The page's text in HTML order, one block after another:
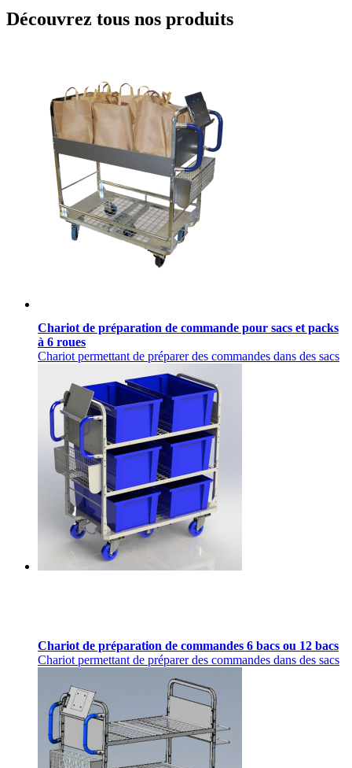
Découvrez tous nos produits
Chariot de préparation de commande pour sacs et packs
à 6 roues
Chariot permettant de préparer des commandes dans des sacs
Chariot de préparation de commandes 6 bacs ou 12 bacs
Chariot permettant de préparer des commandes dans des sacs